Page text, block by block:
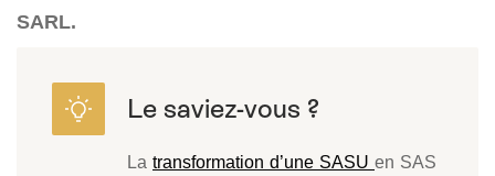
SARL.
La transformation d’une SASU en SAS